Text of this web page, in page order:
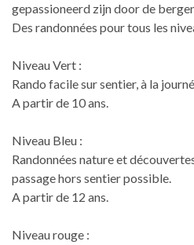
gepassioneerd zijn door de
Des randonnées pour tous les
Niveau Vert :
Rando facile sur sentier, à la
A partir de 10 ans.
Niveau Bleu :
Randonnées nature et
passage hors sentier possible.
A partir de 12 ans.
Niveau rouge :